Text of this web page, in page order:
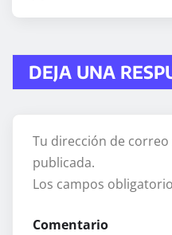
DEJA UNA
Tu dirección de
publicada.
Los campos
Comentario